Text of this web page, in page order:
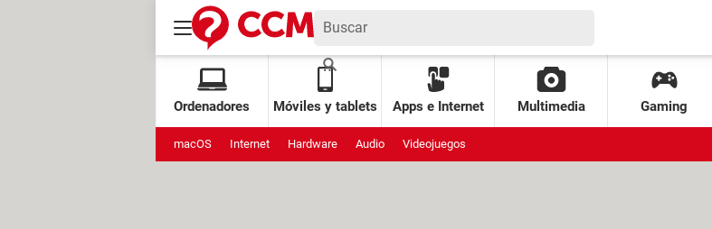
Ordenadores Móviles y tablets Apps e Internet Multimedia Gaming
macOS Internet Hardware Audio Videojuegos